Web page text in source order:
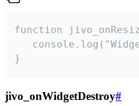
function
}
jivo_onWidgetDestroy#